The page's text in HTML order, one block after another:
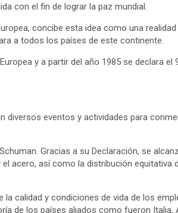
con el fin de lograr la paz mundial.
concibe esta idea como una
a todos los países de este continente.
y a partir del año 1985 se declara el
diversos eventos y actividades para
Gracias a su Declaración, se
acero, así como la distribución equitativa
calidad y condiciones de vida de los
de los países aliados como fueron Italia,